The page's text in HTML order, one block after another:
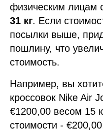
физическим лицам
31 кг. Если
посылки выше,
пошлину, что
стоимость.
Например, вы
кроссовок Nike Air
€1200,00 весом 15
стоимости -